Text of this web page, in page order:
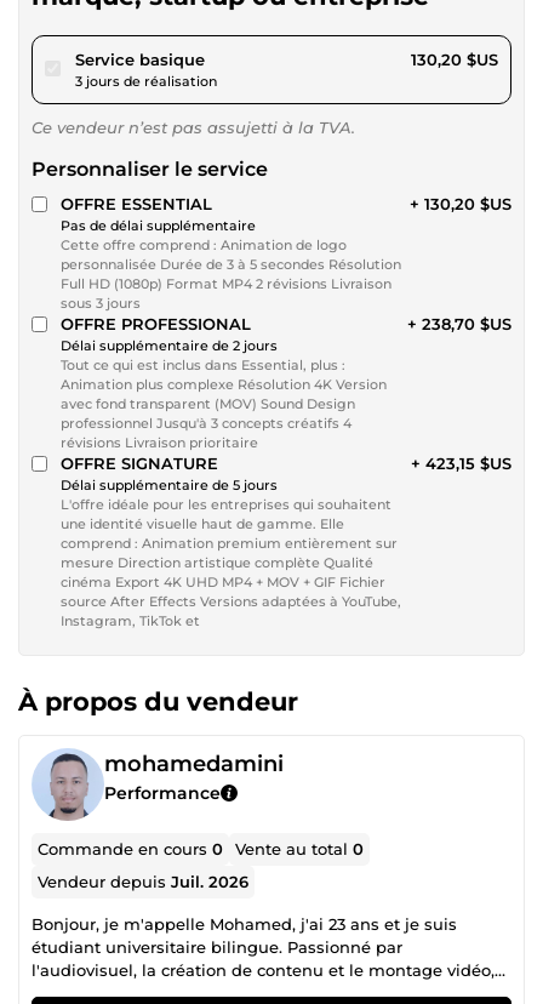
Service basiquepour 120,00 $US
3 jours de réalisation
130,20 $US
Ce vendeur n’est pas assujetti à la TVA.
Personnaliser le service
OFFRE ESSENTIAL
Pas de délai supplémentaire
Cette offre comprend : Animation de logo
personnalisée Durée de 3 à 5 secondes Résolution
Full HD (1080p) Format MP4 2 révisions Livraison
sous 3 jours
+ 130,20 $US
OFFRE PROFESSIONAL
Délai supplémentaire de 2 jours
Tout ce qui est inclus dans Essential, plus :
Animation plus complexe Résolution 4K Version
avec fond transparent (MOV) Sound Design
professionnel Jusqu'à 3 concepts créatifs 4
révisions Livraison prioritaire
+ 238,70 $US
OFFRE SIGNATURE
Délai supplémentaire de 5 jours
L'offre idéale pour les entreprises qui souhaitent
une identité visuelle haut de gamme. Elle
comprend : Animation premium entièrement sur
mesure Direction artistique complète Qualité
cinéma Export 4K UHD MP4 + MOV + GIF Fichier
source After Effects Versions adaptées à YouTube,
Instagram, TikTok et
+ 423,15 $US
À propos du vendeur
mohamedamini
Performance
Commande en cours0 Vente au total0
Vendeur depuisJuil. 2026
Bonjour, je m'appelle Mohamed, j'ai 23 ans et je suis
étudiant universitaire bilingue. Passionné par
l'audiovisuel, la création de contenu et le montage vidéo,
je propose des services professionnels avec sérieux et